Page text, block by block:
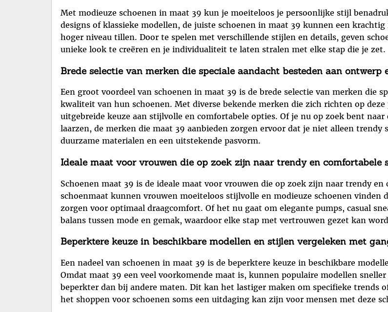
Met modieuze schoenen in maat 39 kun je moeiteloos je persoonlijke stijl
designs of klassieke modellen, de juiste schoenen in maat 39 kunnen een
hoger niveau tillen. Door te spelen met verschillende stijlen en details, geven
unieke look te creëren en je individualiteit te laten stralen met elke stap die je zet.
Brede selectie van merken die speciale aandacht besteden aan ontwerp
Een groot voordeel van schoenen in maat 39 is de brede selectie van merken die
kwaliteit van hun schoenen. Met diverse bekende merken die zich richten op
uitgebreide keuze aan stijlvolle en comfortabele opties. Of je nu op zoek bent
laarzen, de merken die maat 39 aanbieden zorgen ervoor dat je niet alleen
duurzame materialen en een uitstekende pasvorm.
Ideale maat voor vrouwen die op zoek zijn naar trendy en comfortabele
Schoenen maat 39 is de ideale maat voor vrouwen die op zoek zijn naar trendy
schoenmaat kunnen vrouwen moeiteloos stijlvolle en modieuze schoenen vinden
zorgen voor optimaal draagcomfort. Of het nu gaat om elegante pumps, casual
balans tussen mode en gemak, waardoor elke stap met vertrouwen gezet kan
Beperktere keuze in beschikbare modellen en stijlen vergeleken met
Een nadeel van schoenen in maat 39 is de beperktere keuze in beschikbare
Omdat maat 39 een veel voorkomende maat is, kunnen populaire modellen
beperkter dan bij andere maten. Dit kan het lastiger maken om specifieke trends
het shoppen voor schoenen soms een uitdaging kan zijn voor mensen met deze